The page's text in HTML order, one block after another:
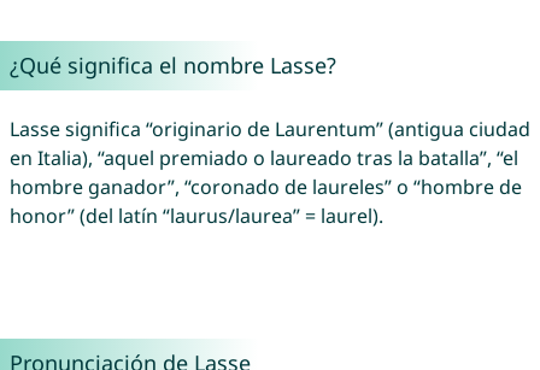
¿Qué significa el nombre Lasse?
Lasse significa “originario de Laurentum” (antigua ciudad
en Italia), “aquel premiado o laureado tras la batalla”, “el
hombre ganador”, “coronado de laureles” o “hombre de
honor” (del latín “laurus/laurea” = laurel).
Pronunciación de Lasse